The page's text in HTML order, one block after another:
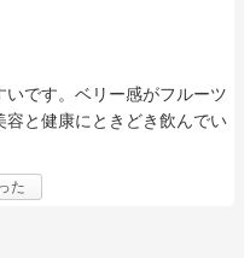
です。ベリー感がフルーツ
と健康にときどき飲んでい
た